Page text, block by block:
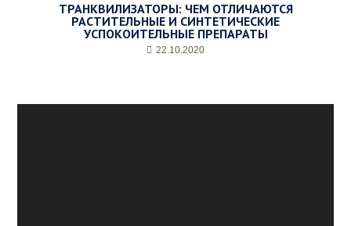
ТРАНКВИЛИЗАТОРЫ: ЧЕМ ОТЛИЧАЮТСЯ
РАСТИТЕЛЬНЫЕ И СИНТЕТИЧЕСКИЕ
УСПОКОИТЕЛЬНЫЕ ПРЕПАРАТЫ
22.10.2020